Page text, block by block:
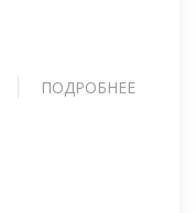
ПОДРОБНЕЕ